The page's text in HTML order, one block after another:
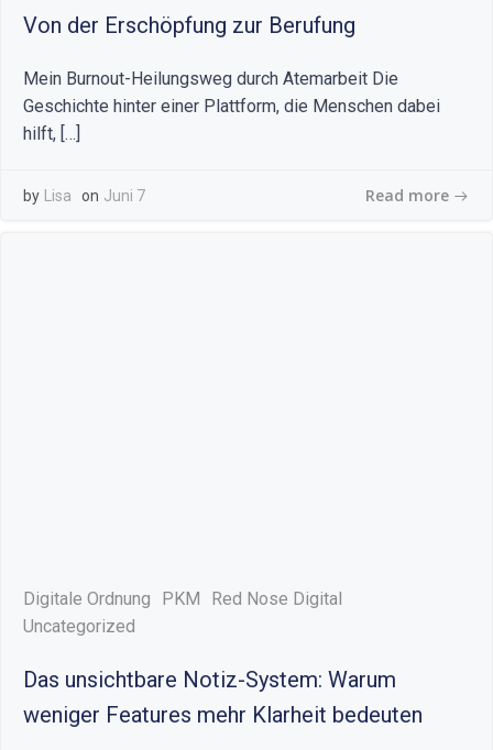
Von der Erschöpfung zur Berufung
Mein Burnout-Heilungsweg durch Atemarbeit Die
Geschichte hinter einer Plattform, die Menschen dabei
hilft, […]
by Lisa on Juni 7 Read more
Digitale Ordnung PKM
Red Nose Digital
Uncategorized
Das unsichtbare Notiz-System: Warum
weniger Features mehr Klarheit bedeuten